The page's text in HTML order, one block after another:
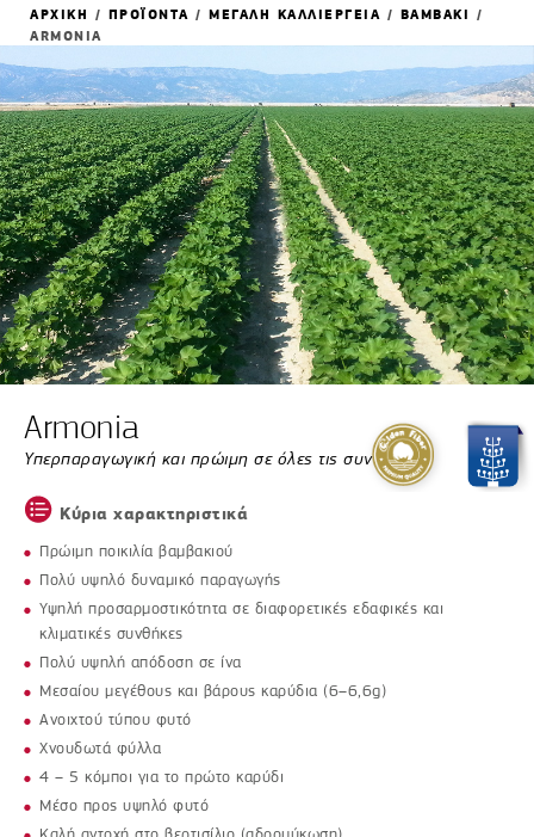
ΑΡΧΙΚΗ / ΠΡΟΪΟΝΤΑ / ΜΕΓΑΛΗ ΚΑΛΛΙΕΡΓΕΙΑ / ΒΑΜΒΑΚΙ /
ARMONIA
Armonia
Υπερπαραγωγική και πρώιμη σε όλες τις συνθήκες
Κύρια χαρακτηριστικά
Πρώιµη ποικιλία βαµβακιού
Πολύ υψηλό δυναµικό παραγωγής
Υψηλή προσαρµοστικότητα σε διαφορετικές εδαφικές και
κλιµατικές συνθήκες
Πολύ υψηλή απόδοση σε ίνα
Μεσαίου µεγέθους και βάρους καρύδια (6–6,6g)
Ανοιχτού τύπου φυτό
Χνουδωτά φύλλα
4 – 5 κόµποι για το πρώτο καρύδι
Μέσο προς υψηλό φυτό